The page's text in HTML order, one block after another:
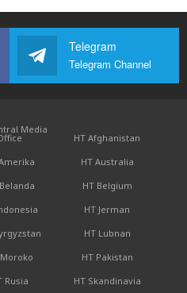
Telegram
Telegram Channel
Media
HT Afghanistan
HT Australia
HT Belgium
HT Jerman
HT Lubnan
HT Pakistan
Rusia HT Skandinavia